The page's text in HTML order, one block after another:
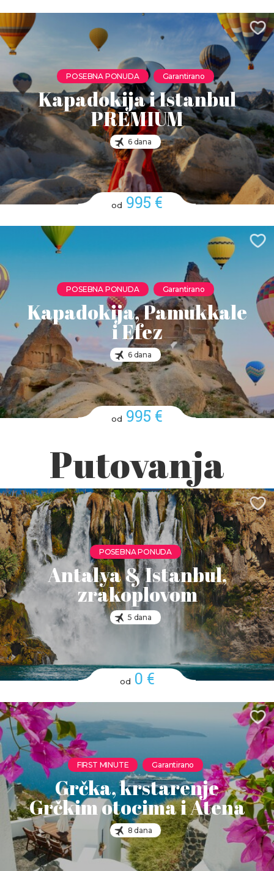
POSEBNA PONUDA Garantirano
Kapadokija i Istanbul
PREMIUM
6 dana
od 995 €
POSEBNA PONUDA Garantirano
Kapadokija, Pamukkale
i Efez
6 dana
od 995 €
Putovanja
POSEBNA PONUDA
Antalya & Istanbul,
zrakoplovom
5 dana
od 0 €
FIRST MINUTE Garantirano
Grčka, krstarenje
Grčkim otocima i Atena
8 dana